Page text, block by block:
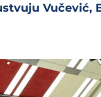
Vučević,